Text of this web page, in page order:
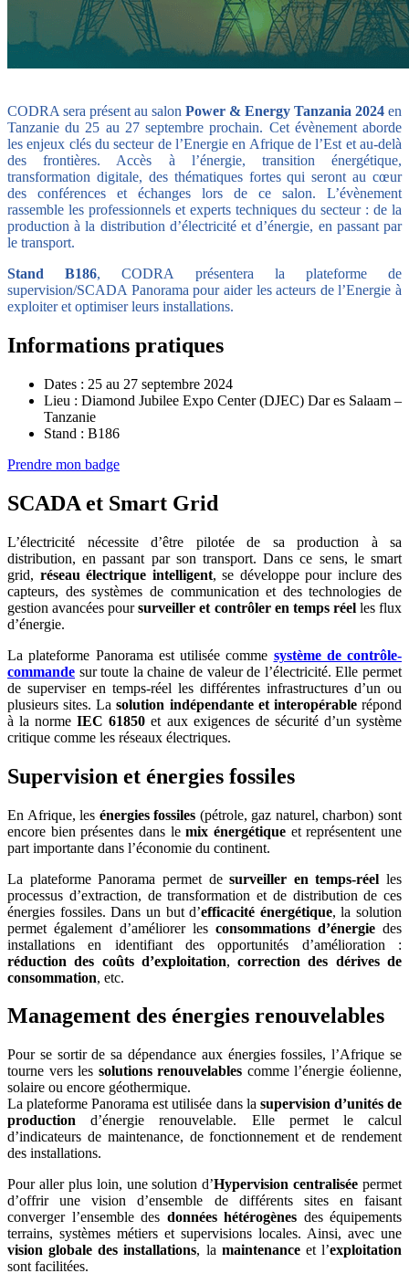
CODRA sera présent au salon Power & Energy Tanzania 2024 en
Tanzanie du 25 au 27 septembre prochain. Cet évènement aborde
les enjeux clés du secteur de l’Energie en Afrique de l’Est et au-delà
des frontières. Accès à l’énergie, transition énergétique,
transformation digitale, des thématiques fortes qui seront au cœur
des conférences et échanges lors de ce salon. L’évènement
rassemble les professionnels et experts techniques du secteur : de la
production à la distribution d’électricité et d’énergie, en passant par
le transport.
Stand B186, CODRA présentera la plateforme de
supervision/SCADA Panorama pour aider les acteurs de l’Energie à
exploiter et optimiser leurs installations.
Informations pratiques
Dates : 25 au 27 septembre 2024
Lieu : Diamond Jubilee Expo Center (DJEC) Dar es Salaam –
Tanzanie
Stand : B186
Prendre mon badge
SCADA et Smart Grid
L’électricité nécessite d’être pilotée de sa production à sa
distribution, en passant par son transport. Dans ce sens, le smart
grid, réseau électrique intelligent, se développe pour inclure des
capteurs, des systèmes de communication et des technologies de
gestion avancées poursurveiller et contrôler en temps réelles flux
d’énergie.
La plateforme Panorama est utilisée comme système de contrôle-
commande sur toute la chaine de valeur de l’électricité. Elle permet
de superviser en temps-réel les différentes infrastructures d’un ou
plusieurs sites. Lasolution indépendante et interopérablerépond
à la normeIEC 61850 et aux exigences de sécurité d’un système
critique comme les réseaux électriques.
Supervision et énergies fossiles
En Afrique, les énergies fossiles (pétrole, gaz naturel, charbon) sont
encore bien présentes dans lemix énergétique et représentent une
part importante dans l’économie du continent.
La plateforme Panorama permet desurveiller en temps-réel les
processus d’extraction, de transformation et de distribution de ces
énergies fossiles. Dans un but d’efficacité énergétique, la solution
permet également d’améliorer les consommations d’énergie des
installations en identifiant des opportunités d’amélioration :
réduction des coûts d’exploitation,correction des dérives de
consommation, etc.
Management des énergies renouvelables
Pour se sortir de sa dépendance aux énergies fossiles, l’Afrique se
tourne vers les solutions renouvelables comme l’énergie éolienne,
solaire ou encore géothermique.
La plateforme Panorama est utilisée dans la supervision d’unités de
production d’énergie renouvelable. Elle permet le calcul
d’indicateurs de maintenance, de fonctionnement et de rendement
des installations.
Pour aller plus loin, une solution d’Hypervision centralisée permet
d’offrir une vision d’ensemble de différents sites en faisant
converger l’ensemble des données hétérogènes des équipements
terrains, systèmes métiers et supervisions locales. Ainsi, avec une
vision globale des installations, la maintenanceet l’exploitation
sont facilitées.